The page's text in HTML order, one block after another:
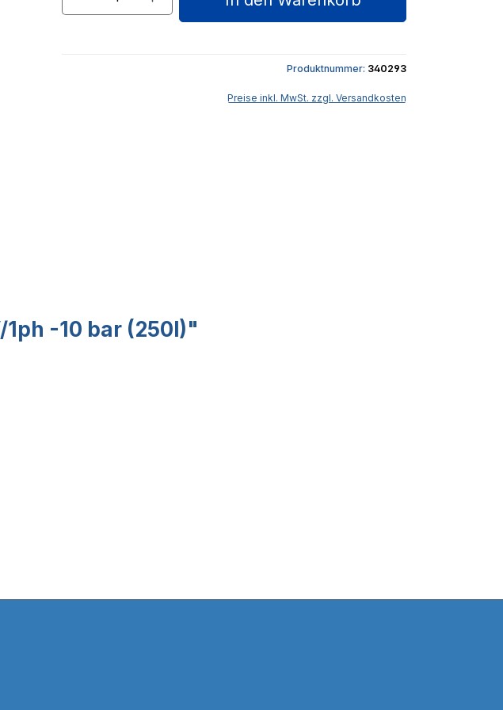
Produktnummer: 340293
Preise inkl. MwSt. zzgl. Versandkosten
-10 bar (250l)"